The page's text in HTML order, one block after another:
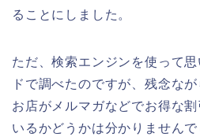
ることにしました。
ただ、検索エンジンを使って
ドで調べたのですが、残念な
お店がメルマガなどでお得な
いるかどうかは分かりませんで